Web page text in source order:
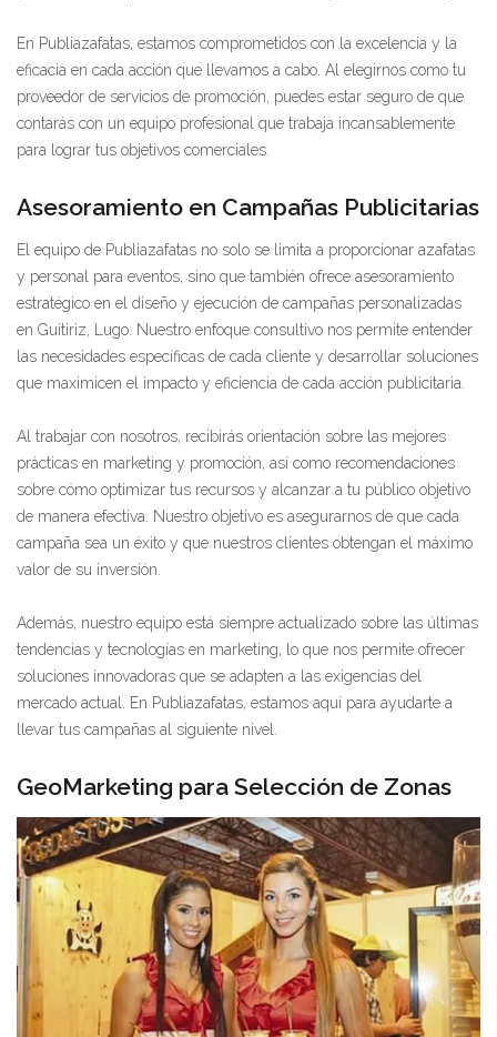
En Publiazafatas, estamos comprometidos con la excelencia y la
eficacia en cada acción que llevamos a cabo. Al elegirnos como tu
proveedor de servicios de promoción, puedes estar seguro de que
contarás con un equipo profesional que trabaja incansablemente
para lograr tus objetivos comerciales.
Asesoramiento en Campañas Publicitarias
El equipo de Publiazafatas no solo se limita a proporcionar azafatas
y personal para eventos, sino que también ofrece asesoramiento
estratégico en el diseño y ejecución de campañas personalizadas
en Guitiriz, Lugo. Nuestro enfoque consultivo nos permite entender
las necesidades específicas de cada cliente y desarrollar soluciones
que maximicen el impacto y eficiencia de cada acción publicitaria.
Al trabajar con nosotros, recibirás orientación sobre las mejores
prácticas en marketing y promoción, así como recomendaciones
sobre cómo optimizar tus recursos y alcanzar a tu público objetivo
de manera efectiva. Nuestro objetivo es asegurarnos de que cada
campaña sea un éxito y que nuestros clientes obtengan el máximo
valor de su inversión.
Además, nuestro equipo está siempre actualizado sobre las últimas
tendencias y tecnologías en marketing, lo que nos permite ofrecer
soluciones innovadoras que se adapten a las exigencias del
mercado actual. En Publiazafatas, estamos aquí para ayudarte a
llevar tus campañas al siguiente nivel.
GeoMarketing para Selección de Zonas